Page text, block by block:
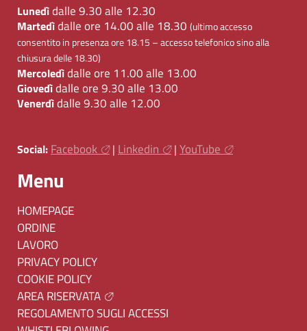
Lunedìdalle 9.30 alle 12.30
Martedìdalle ore 14.00 alle 18.30 (ultimo accesso
consentito in presenza ore 18.15 – accesso telefonico sino alla
chiusura delle 18.30)
Mercoledìdalle ore 11.00 alle 13.00
Giovedìdalle ore 9.30 alle 13.00
Venerdìdalle 9.30 alle 12.00
Social: Facebook | Linkedin | YouTube
Menu
HOMEPAGE
ORDINE
LAVORO
PRIVACY POLICY
COOKIE POLICY
AREA RISERVATA
REGOLAMENTO SUGLI ACCESSI